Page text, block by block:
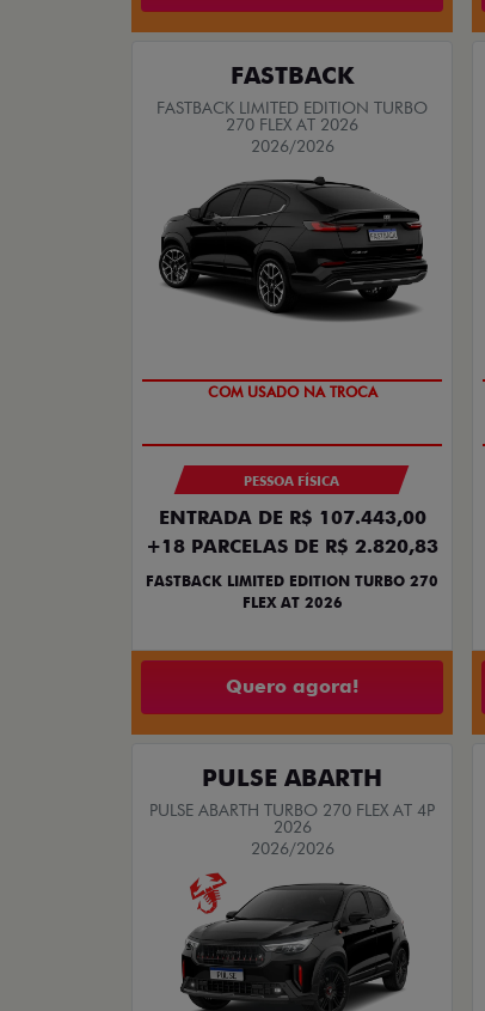
FASTBACK
FASTBACK LIMITED EDITION TURBO
270 FLEX AT 2026
2026/2026
TAXA ZERO
PESSOA FÍSICA
ENTRADA DE R$ 107.443,00
+18 PARCELAS DE R$ 2.820,83
FASTBACK LIMITED EDITION TURBO 270
FLEX AT 2026
Quero agora!
PULSE ABARTH
PULSE ABARTH TURBO 270 FLEX AT 4P
2026
2026/2026